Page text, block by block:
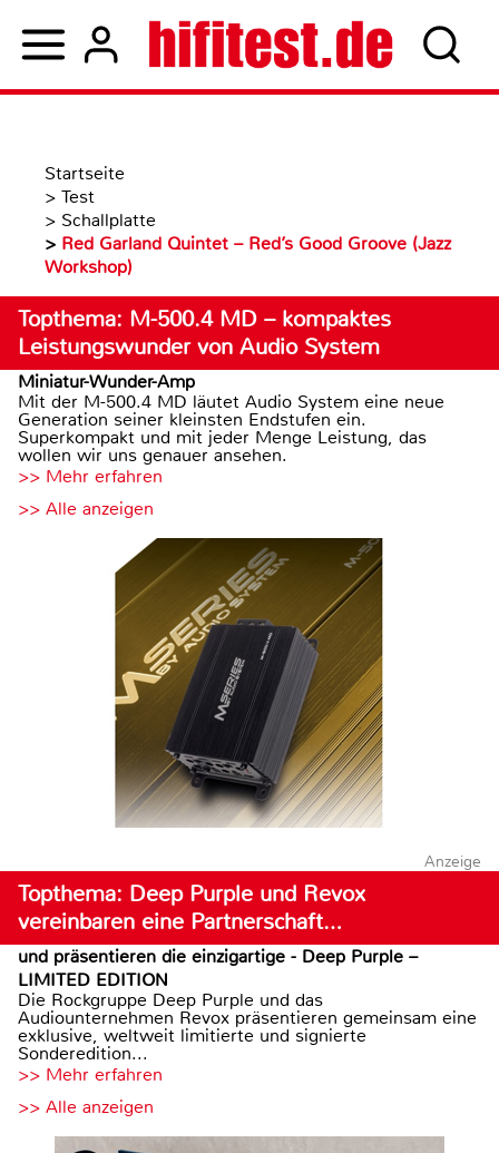
Startseite
> Test
> Schallplatte
> Red Garland Quintet – Red’s Good Groove (Jazz
Workshop)
Topthema: M-500.4 MD – kompaktes
Leistungswunder von Audio System
Miniatur-Wunder-Amp
Mit der M-500.4 MD läutet Audio System eine neue
Generation seiner kleinsten Endstufen ein.
Superkompakt und mit jeder Menge Leistung, das
wollen wir uns genauer ansehen.
>> Mehr erfahren
>> Alle anzeigen
Anzeige
Topthema: Deep Purple und Revox
vereinbaren eine Partnerschaft…
und präsentieren die einzigartige - Deep Purple –
LIMITED EDITION
Die Rockgruppe Deep Purple und das
Audiounternehmen Revox präsentieren gemeinsam eine
exklusive, weltweit limitierte und signierte
Sonderedition...
>> Mehr erfahren
>> Alle anzeigen